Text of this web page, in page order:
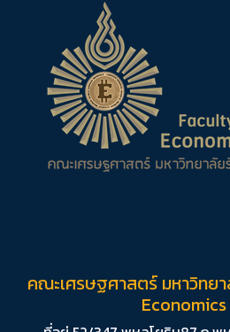
คณะเศรษฐศาสตร์ มหาวิท